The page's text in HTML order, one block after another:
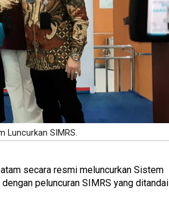
Luncurkan SIMRS.
secara resmi meluncurkan Sistem
peluncuran SIMRS yang ditandai